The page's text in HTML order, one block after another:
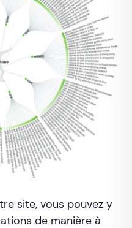
site, vous pouvez y
de manière à